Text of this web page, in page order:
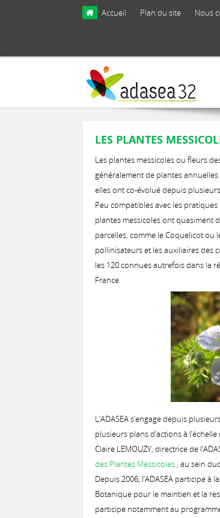
Accueil Plan du site Nous
LES PLANTES
Les plantes messicoles ou fleurs
généralement de plantes annuelles
elles ont co-évolué depuis
Peu compatibles avec les
plantes messicoles ont quasiment
parcelles, comme le Coquelicot ou
pollinisateurs et les auxiliaires des
les 120 connues autrefois dans la
France.
L’ADASEA s’engage depuis
plusieurs plans d’actions à
Claire LEMOUZY, directrice de
des Plantes Messicoles , au sein
Depuis 2006, l’ADASEA participe
Botanique pour le maintien et la
participe notamment au